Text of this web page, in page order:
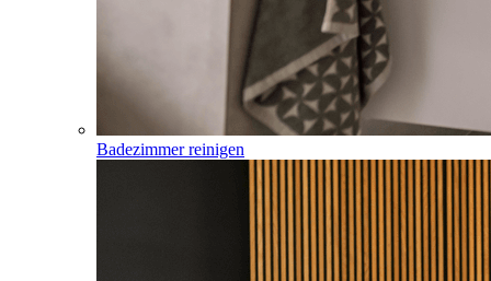
Badezimmer reinigen